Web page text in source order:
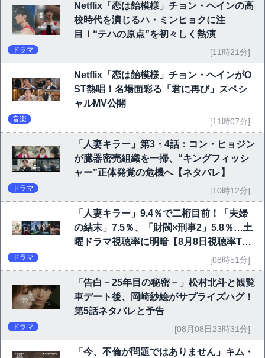
Netflix「恋は飴模様」チョン・ヘインの高
校時代を演じるハ・ミンヒョクに注
目！“テハの原点”を初々しく熱演
ドラマ [11時21分]
Netflix「恋は飴模様」チョン・ヘインがO
ST熱唱！名場面彩る「君に再び」スペシ
ャルMV公開
音楽 [11時07分]
「人妻キラー」第3・4話：コン・ヒョジン
が臓器密売組織を一掃、“キングフィッシ
ャー”正体発覚の危機へ【ネタバレ】
ドラマ [10時12分]
「人妻キラー」9.4％で二桁目前！「夫婦
の結末」7.5％、「財閥×刑事2」5.8％…土
曜ドラマ視聴率に明暗【8月8日視聴率TO
ドラマ [08時51分]
「告白－25年目の秘密－」松村北斗と観覧
車デート後、岡崎紗絵がサプライズハグ！
第5話ネタバレと予告
ドラマ [08月08日23時31分]
「今、不倫が問題ではありません」キム・